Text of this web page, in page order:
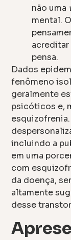
não uma
mental.
acreditar
pensa.
Dados
fenômeno
geralmente
psicóticos e,
incluindo a
em uma
com
da doença,
altamente
desse